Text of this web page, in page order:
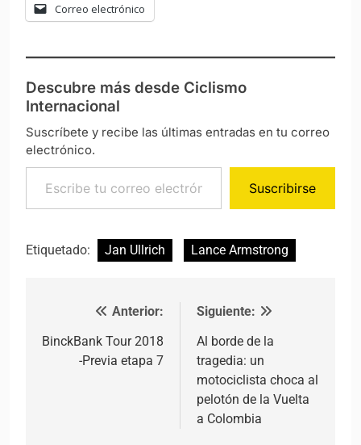
Correo electrónico
Descubre más desde Ciclismo
Internacional
Suscríbete y recibe las últimas entradas en tu correo
electrónico.
Escribe tu correo electrónico…
Suscribirse
Etiquetado: Jan Ullrich Lance Armstrong
Navegación de entradas
Anterior:
BinckBank Tour 2018
-Previa etapa 7
Siguiente:
Al borde de la
tragedia: un
motociclista choca al
pelotón de la Vuelta
a Colombia